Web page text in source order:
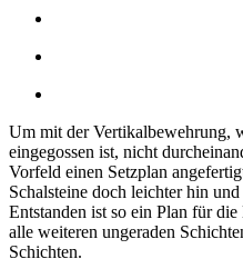
Um mit der Vertikalbewehrung,
eingegossen ist, nicht
Vorfeld einen Setzplan
Schalsteine doch leichter hin
Entstanden ist so ein Plan für
alle weiteren ungeraden
Schichten.